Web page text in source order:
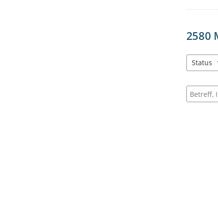
2580
Status
Suche